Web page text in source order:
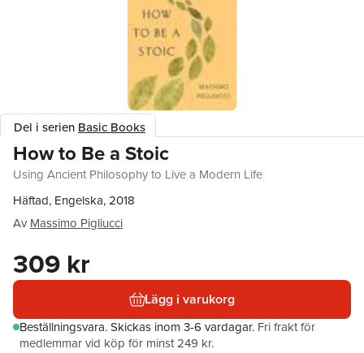
Del i serien Basic Books
How to Be a Stoic
Using Ancient Philosophy to Live a Modern Life
Häftad, Engelska, 2018
Av Massimo Pigliucci
309 kr
Lägg i varukorg
Beställningsvara.Skickas inom 3-6 vardagar. Fri frakt för
medlemmar vid köp för minst 249 kr.